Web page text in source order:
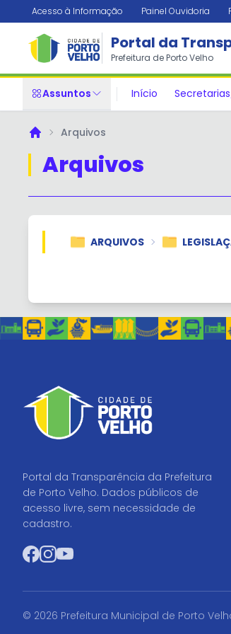
Acesso à Informação Painel Ouvidoria
Portal da
Prefeitura de Porto Velho
Assuntos Início
PrincipalArquivos
Arquivos
ARQUIVOS
Portal da Transparência da Prefeitura
de Porto Velho. Dados públicos de
acesso livre, sem necessidade de
cadastro.
Facebook
Instagram
YouTube
© 2026 Prefeitura Municipal de Porto